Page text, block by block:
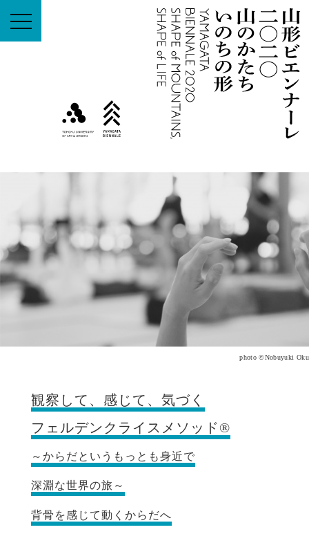
photo ©Nobuyuki Oku
観察して、感じて、気づく
フェルデンクライスメソッド®
～からだというもっとも身近で
深淵な世界の旅～
背骨を感じて動くからだへ